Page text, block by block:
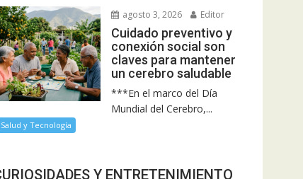
agosto 3, 2026 Editor
Cuidado preventivo y
conexión social son
claves para mantener
un cerebro saludable
***En el marco del Día
Mundial del Cerebro,...
Salud y Tecnología
Y ENTRETENIMIENTO